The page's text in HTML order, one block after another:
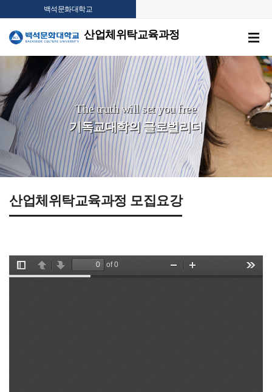
백석문화대학교
산업체위탁교육과정
The truth will set you free
기독교대학의 글로벌리더
산업체위탁교육과정 모집요강